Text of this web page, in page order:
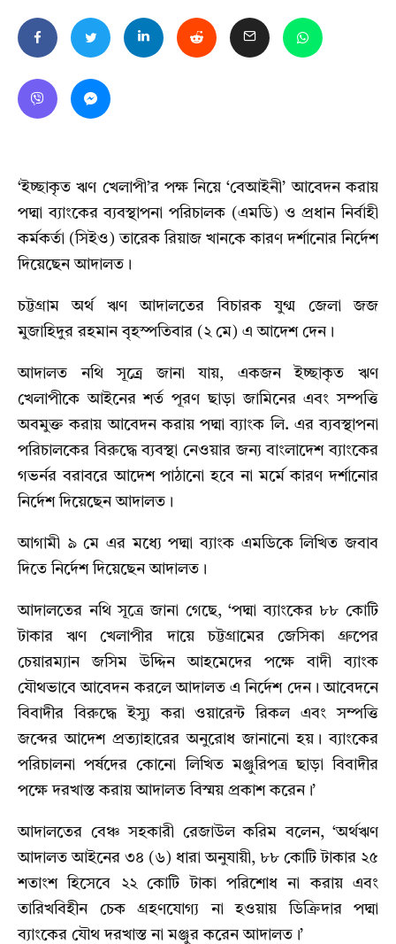
‘ইচ্ছাকৃত ঋণ খেলাপী’র পক্ষ নিয়ে ‘বেআইনী’ আবেদন করায়
পদ্মা ব্যাংকের ব্যবস্থাপনা পরিচালক (এমডি) ও প্রধান নির্বাহী
কর্মকর্তা (সিইও) তারেক রিয়াজ খানকে কারণ দর্শানোর নির্দেশ
দিয়েছেন আদালত।
চট্টগ্রাম অর্থ ঋণ আদালতের বিচারক যুগ্ম জেলা জজ
মুজাহিদুর রহমান বৃহস্পতিবার (২ মে) এ আদেশ দেন।
আদালত নথি সূত্র্রে জানা যায়, একজন ইচ্ছাকৃত ঋণ
খেলাপীকে আইনের শর্ত পূরণ ছাড়া জামিনের এবং সম্পত্তি
অবমুক্ত করায় আবেদন করায় পদ্মা ব্যাংক লি. এর ব্যবস্থাপনা
পরিচালকের বিরুদ্ধে ব্যবস্থা নেওয়ার জন্য বাংলাদেশ ব্যাংকের
গভর্নর বরাবরে আদেশ পাঠানো হবে না মর্মে কারণ দর্শানোর
নির্দেশ দিয়েছেন আদালত।
আগামী ৯ মে এর মধ্যে পদ্মা ব্যাংক এমডিকে লিখিত জবাব
দিতে নির্দেশ দিয়েছেন আদালত।
আদালতের নথি সূত্রে জানা গেছে, ‘পদ্মা ব্যাংকের ৮৮ কোটি
টাকার ঋণ খেলাপীর দায়ে চট্টগ্রামের জেসিকা গ্রুপের
চেয়ারম্যান জসিম উদ্দিন আহমেদের ‍পক্ষে বাদী ব্যাংক
যৌথভাবে আবেদন করলে আদালত এ নির্দেশ দেন। আবেদনে
বিবাদীর বিরুদ্ধে ইস্যু করা ওয়ারেন্ট রিকল এবং সম্পত্তি
জব্দের আদেশ প্রত্যাহারের অনুরোধ জানানো হয়। ব্যাংকের
পরিচালনা পর্ষদের কোনো লিখিত মঞ্জুরিপত্র ছাড়া বিবাদীর
পক্ষে দরখাস্ত করায় আদালত বিস্ময় প্রকাশ করেন।’
আদালতের বেঞ্চ সহকারী রেজাউল করিম বলেন, ‘অর্থঋণ
আদালত আইনের ৩৪ (৬) ধারা অনুযায়ী, ৮৮ কোটি টাকার ২৫
শতাংশ হিসেবে ২২ কোটি টাকা পরিশোধ না করায় এবং
তারিখবিহীন চেক গ্রহণযোগ্য না হওয়ায় ডিক্রিদার পদ্মা
ব্যাংকের যৌথ দরখাস্ত না মঞ্জুর করেন আদালত।’